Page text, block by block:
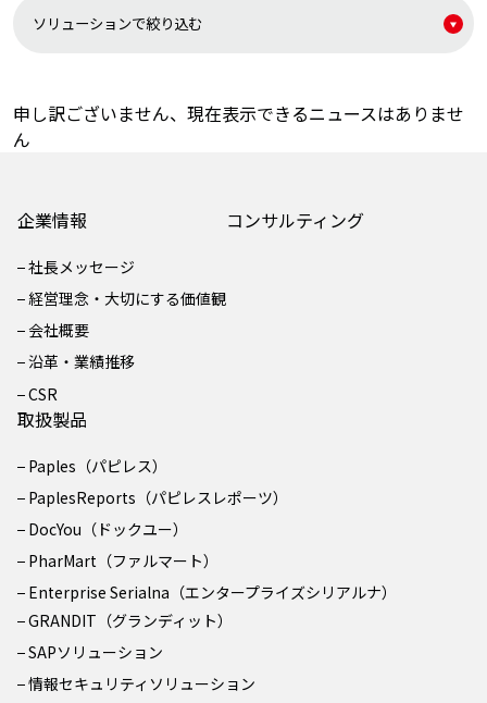
申し訳ございません、現在表示できるニュースはありませ
ん
企業情報
社長メッセージ
経営理念・大切にする価値観
会社概要
沿革・業績推移
CSR
コンサルティング
取扱製品
Paples（パピレス）
PaplesReports（パピレスレポーツ）
DocYou（ドックユー）
PharMart（ファルマート）
Enterprise Serialna（エンタープライズシリアルナ）
GRANDIT（グランディット）
SAPソリューション
情報セキュリティソリューション